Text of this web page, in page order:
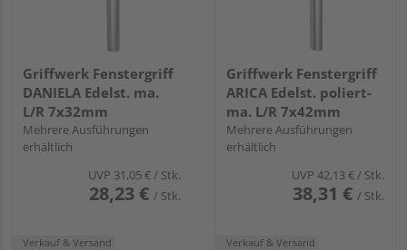
Griffwerk Fenstergriff
DANIELA Edelst. ma.
L/R 7x32mm
Mehrere Ausführungen
erhältlich
UVP 31,05 €/ Stk.
28,23 € / Stk.
Verkauf & Versand
Griffwerk Fenstergriff
ARICA Edelst. poliert-
ma. L/R 7x42mm
Mehrere Ausführungen
erhältlich
UVP 42,13 €/ Stk.
38,31 € / Stk.
Verkauf & Versand